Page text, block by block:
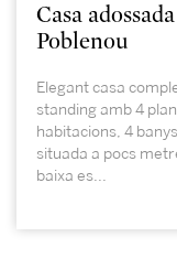
Casa
Poblenou
Elegant casa
standing amb 4
habitacions, 4
situada a pocs
baixa es...